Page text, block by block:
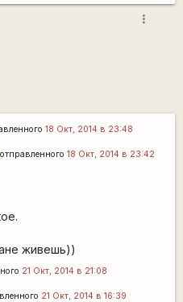
more_vert
18 Окт, 2014 в 23:48
отправленного 18 Окт, 2014 в 23:42
живешь))
21 Окт, 2014 в 21:08
21 Окт, 2014 в 16:39